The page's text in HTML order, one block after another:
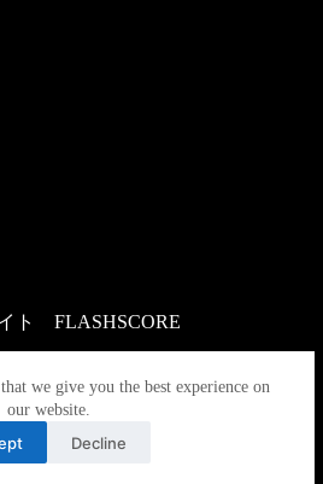
we give you the best experience on
our website.
Decline
ト FLASHSCORE